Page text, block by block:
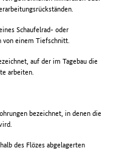
Schaufelrad- oder
von einem Tiefschnitt.
auf der im Tagebau die
arbeiten.
bezeichnet, in denen die
des Flözes abgelagerten